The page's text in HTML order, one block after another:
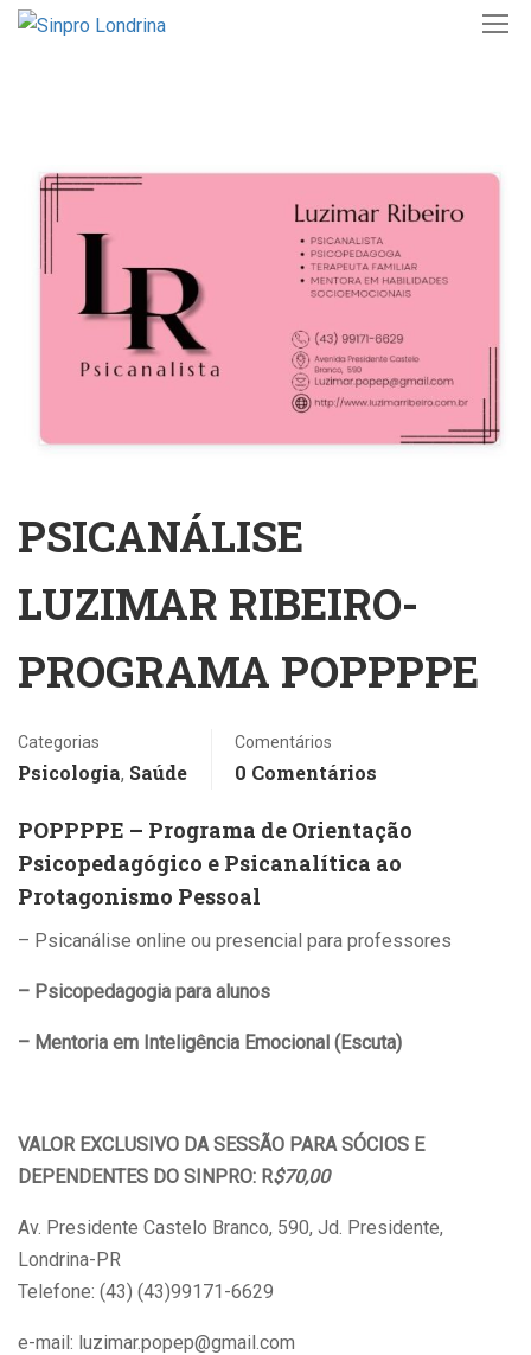
PSICANÁLISE
LUZIMAR RIBEIRO-
PROGRAMA POPPPPE
Categorias
Psicologia, Saúde
Comentários
0 Comentários
POPPPPE – Programa de Orientação
Psicopedagógico e Psicanalítica ao
Protagonismo Pessoal
– Psicanálise online ou presencial para professores
– Psicopedagogia para alunos
– Mentoria em Inteligência Emocional (Escuta)
VALOR EXCLUSIVO DA SESSÃO PARA SÓCIOS E
DEPENDENTES DO SINPRO: R$70,00
Av. Presidente Castelo Branco, 590, Jd. Presidente,
Londrina-PR
Telefone: (43) (43)99171-6629
e-mail: luzimar.popep@gmail.com